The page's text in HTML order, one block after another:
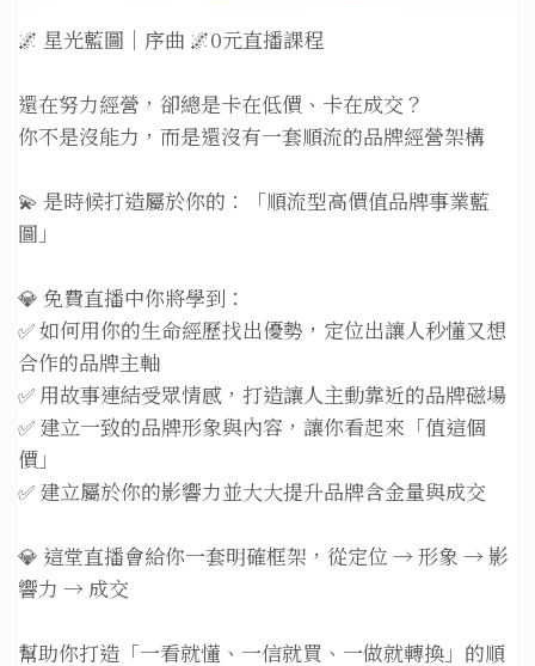
🌌 星光藍圖｜序曲 🌌0元直播課程
還在努力經營，卻總是卡在低價、卡在成交？
你不是沒能力，而是還沒有一套順流的品牌經營架構
💫 是時候打造屬於你的：「順流型高價值品牌事業藍
圖」
💎 免費直播中你將學到：
✅ 如何用你的生命經歷找出優勢，定位出讓人秒懂又想
合作的品牌主軸
✅ 用故事連結受眾情感，打造讓人主動靠近的品牌磁場
✅ 建立一致的品牌形象與內容，讓你看起來「值這個
價」
✅ 建立屬於你的影響力並大大提升品牌含金量與成交
💎 這堂直播會給你一套明確框架，從定位 → 形象 → 影
響力 → 成交
幫助你打造「一看就懂、一信就買、一做就轉換」的順